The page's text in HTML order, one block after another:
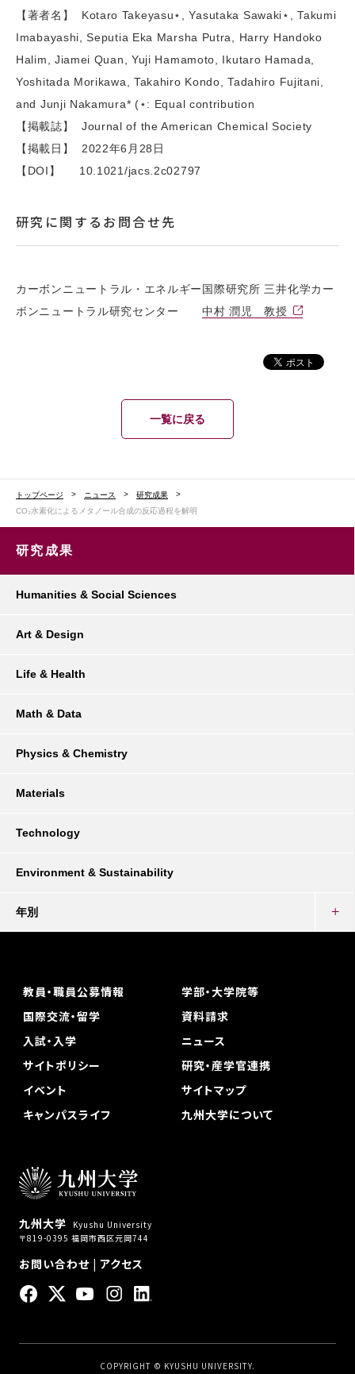
【著者名】 Kotaro Takeyasu⋆, Yasutaka Sawaki⋆, Takumi
Imabayashi, Seputia Eka Marsha Putra, Harry Handoko
Halim, Jiamei Quan, Yuji Hamamoto, Ikutaro Hamada,
Yoshitada Morikawa, Takahiro Kondo, Tadahiro Fujitani,
and Junji Nakamura* (⋆: Equal contribution
【掲載誌】 Journal of the American Chemical Society
【掲載日】 2022年6月28日
【DOI】 10.1021/jacs.2c02797
研究に関するお問合せ先
カーボンニュートラル・エネルギー国際研究所 三井化学カー
ボンニュートラル研究センター中村 潤児 教授
一覧に戻る
トップページ ニュース
研究成果
CO₂水素化によるメタノール合成の反応過程を解明
研究成果
Humanities & Social Sciences
Art & Design
Life & Health
Math & Data
Physics & Chemistry
Materials
Technology
Environment & Sustainability
年別
九州大学
Kyushu University
〒819-0395 福岡市西区元岡744
お問い合わせ| アクセス
教員・職員公募情報
学部・大学院等
国際交流・留学
資料請求
入試・入学
ニュース
サイトポリシー
研究・産学官連携
イベント
サイトマップ
キャンパスライフ
九州大学について
COPYRIGHT © KYUSHU UNIVERSITY.